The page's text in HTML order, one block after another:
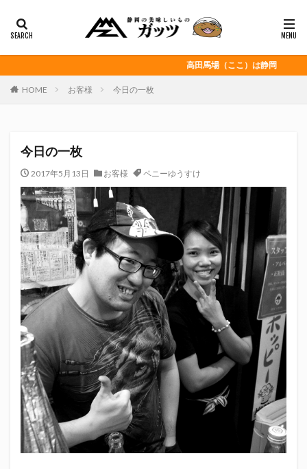
高田馬場（ここ）は静岡
HOME お客様 今日の一枚
今日の一枚
2017年5月13日 お客様 ペニーゆうすけ
富士宮やきそば 桜えび 浜松餃子
Jリーグ
いわてグルージャ盛岡
うなぎパイ
おがわ
おんな泣かせ
くふうハヤテベンチャーズ静岡
たけしの挑戦状
たけし軍団
ちびまる子
どんどん
はごろもフーズ みかん
みともさん
アスルクラロ沼津
アビスパ福岡
アマンド娘
イカゲーム
インチキおじさん
エスエスケイフーズ
エスパルス登山部
エルゴラッソ
オレンジデイズ
カップヌードル
カツオ カミュ
ガッツ星人
ガンダム
キンミヤ クリアソン新宿
ゴウ清水
サウナしきじ
サガン鳥栖
サッポロビール
サッポロ黒ラベル
サンフレッチェ広島
シーラック
ジェフユナイテッド市原・千葉
ジュビロ磐田
セレッソ大阪
ダーツ トリイソース
ドラゴン